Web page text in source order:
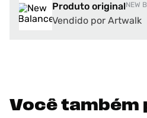
Produto originalNEW
Vendido por Artwalk
Você também